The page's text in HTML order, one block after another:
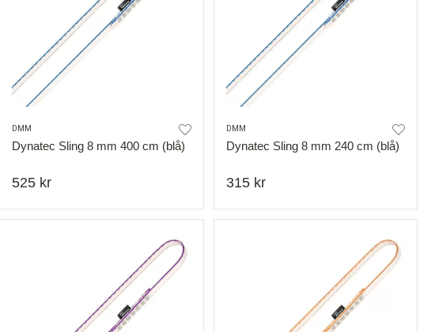
DMM
Dynatec Sling 8 mm 400 cm (blå)
525 kr
DMM
Dynatec Sling 8 mm 240 cm (blå)
315 kr